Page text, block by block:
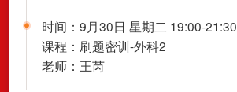
时间：9月30日 星期二 19:00-21:30
课程：刷题密训-外科2
老师：王芮